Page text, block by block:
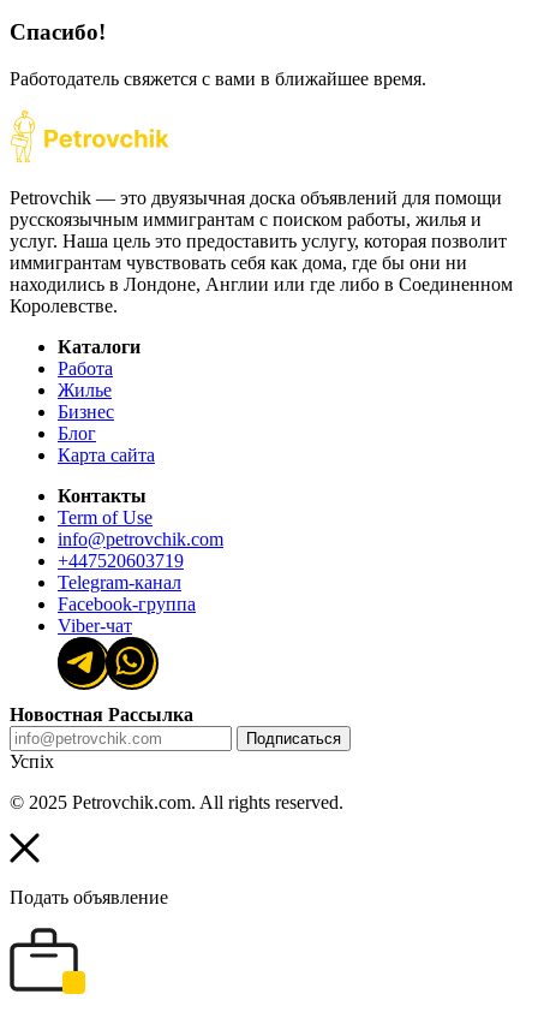
Спасибо!
Работодатель свяжется с вами в ближайшее время.
Petrovchik — это двуязычная доска объявлений для помощи
русскоязычным иммигрантам с поиском работы, жилья и
услуг. Наша цель это предоставить услугу, которая позволит
иммигрантам чувствовать себя как дома, где бы они ни
находились в Лондоне, Англии или где либо в Соединенном
Королевстве.
Каталоги
Работа
Жилье
Бизнес
Блог
Карта сайта
Контакты
Term of Use
info@petrovchik.com
+447520603719
Telegram-канал
Facebook-группа
Viber-чат
Новостная Рассылка
Подписаться
Успіх
© 2025 Petrovchik.com. All rights reserved.
Подать объявление